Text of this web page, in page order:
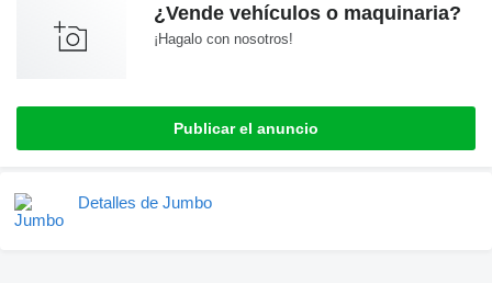
¿Vende vehículos o maquinaria?
¡Hagalo con nosotros!
Publicar el anuncio
Detalles de Jumbo